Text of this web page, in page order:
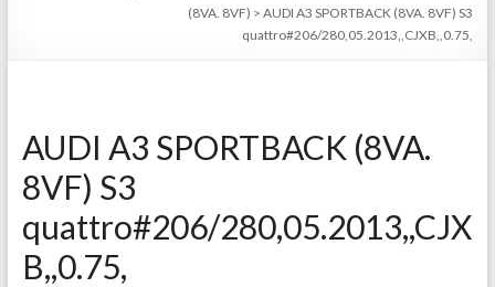
(8VA. 8VF) >AUDI A3 SPORTBACK (8VA. 8VF) S3
quattro#206/280,05.2013,,CJXB,,0.75,
AUDI A3 SPORTBACK (8VA.
8VF) S3
quattro#206/280,05.2013,,CJX
B,,0.75,